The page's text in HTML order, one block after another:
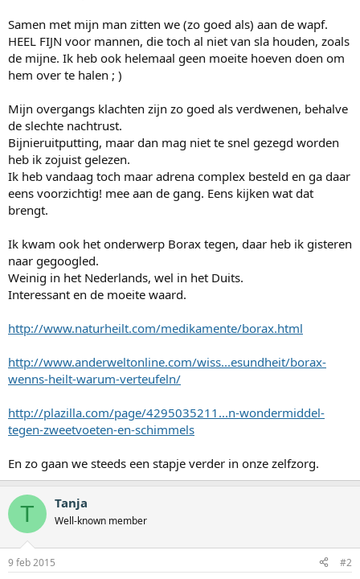
Samen met mijn man zitten we (zo goed als) aan de wapf.
HEEL FIJN voor mannen, die toch al niet van sla houden, zoals
de mijne. Ik heb ook helemaal geen moeite hoeven doen om
hem over te halen ; )
Mijn overgangs klachten zijn zo goed als verdwenen, behalve
de slechte nachtrust.
Bijnieruitputting, maar dan mag niet te snel gezegd worden
heb ik zojuist gelezen.
Ik heb vandaag toch maar adrena complex besteld en ga daar
eens voorzichtig! mee aan de gang. Eens kijken wat dat
brengt.
Ik kwam ook het onderwerp Borax tegen, daar heb ik gisteren
naar gegoogled.
Weinig in het Nederlands, wel in het Duits.
Interessant en de moeite waard.
http://www.naturheilt.com/medikamente/borax.html
http://www.anderweltonline.com/wiss...esundheit/borax-
wenns-heilt-warum-verteufeln/
http://plazilla.com/page/4295035211...n-wondermiddel-
tegen-zweetvoeten-en-schimmels
En zo gaan we steeds een stapje verder in onze zelfzorg.
T Tanja
Well-known member
9 feb 2015 #2